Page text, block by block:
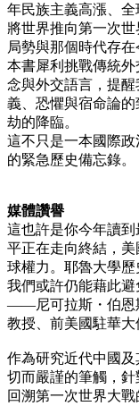
年民族主義高漲、
將世界推向第一次
局勢與那個時代存在
本書犀利挑戰傳統
念與外交語言，提
義、恐懼與宿命論
劫的降臨。
這不只是一本國際
的緊急歷史備忘錄。
媒體讚譽
這也許是你今年讀
平正在走向終結，
球權力。耶魯大學
我們或許仍能藉此避
——尼可拉斯・伯恩
教授、前美國駐華大
作為研究近代中國
切而嚴謹的筆觸，
回溯第一次世界大